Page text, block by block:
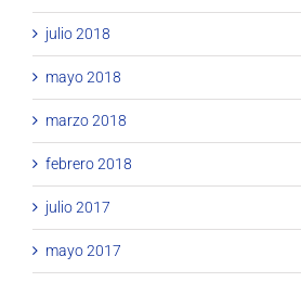
julio 2018
mayo 2018
marzo 2018
febrero 2018
julio 2017
mayo 2017